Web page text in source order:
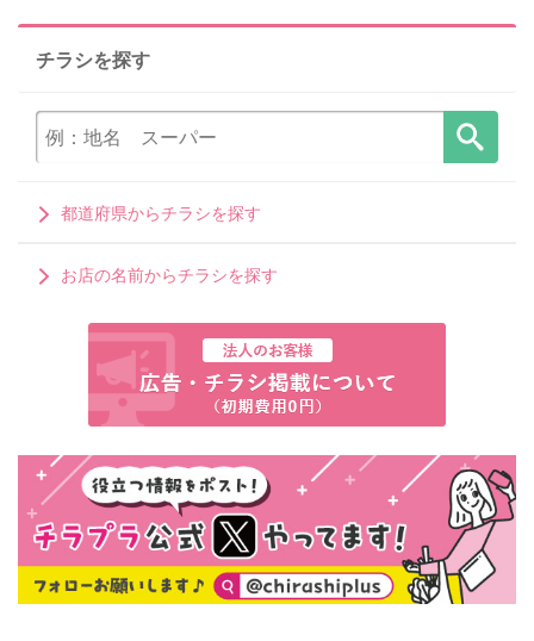
チラシを探す
都道府県からチラシを探す
お店の名前からチラシを探す